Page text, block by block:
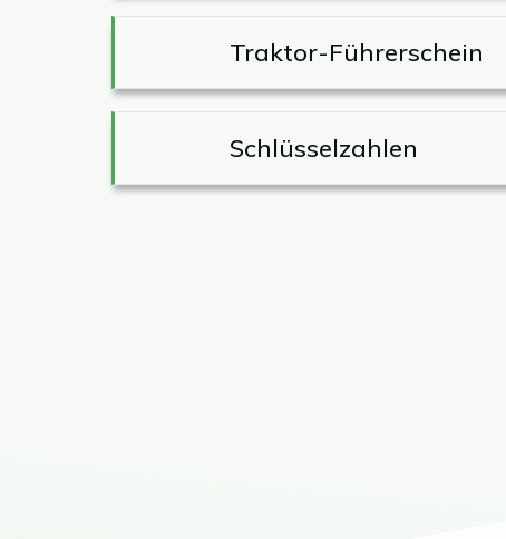
Traktor-Führerschein
Schlüsselzahlen